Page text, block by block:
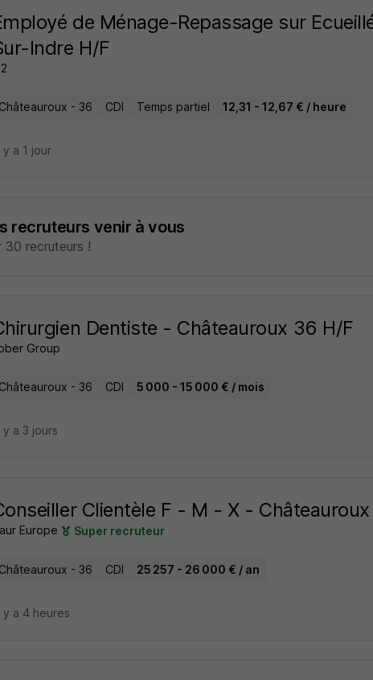
de Ménage-Repassage sur
Indre H/F
Châteauroux - 36 CDI Temps partiel 12,31 - 12,67 € / heure
y a 1 jour
recruteurs venir à vous
30 recruteurs !
Dentiste - Châteauroux 36 H/F
Group
Châteauroux - 36 CDI 5 000 - 15 000 € / mois
y a 3 jours
Clientèle F - M - X -
Europe Super recruteur
Châteauroux - 36 CDI 25 257 - 26 000 € / an
y a 4 heures